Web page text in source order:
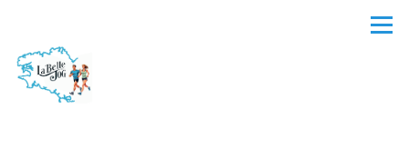
Menu